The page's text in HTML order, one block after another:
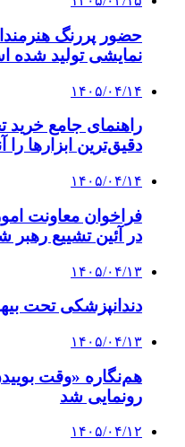
نمایشی تولید شده
۱۴۰۵/۰۴/۱۴
راهنمای جامع خرید
دقیق‌ترین ابزارها را
۱۴۰۵/۰۴/۱۴
فراخوان معاونت
در آئین تشییع رهبر
۱۴۰۵/۰۴/۱۳
دندانپزشکی تحت
۱۴۰۵/۰۴/۱۳
هم‌نگاره «وقت
رونمایی شد
۱۴۰۵/۰۴/۱۲